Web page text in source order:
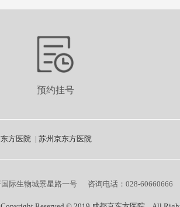
预约挂号
方医院 苏州京东方医院
际生物城景星路一号 咨询电话：028-60660666